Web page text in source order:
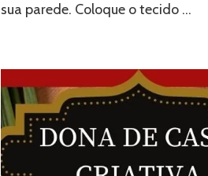
sua parede. Coloque o tecido …